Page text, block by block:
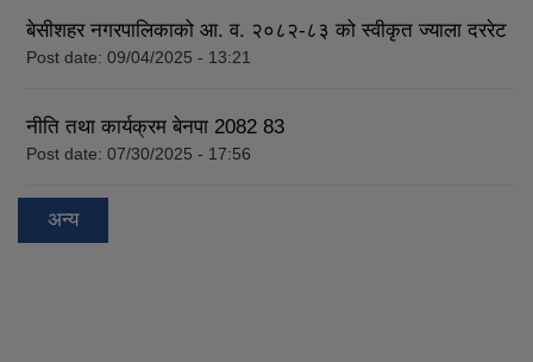
बेसीशहर नगरपालिकाको आ. व. २०८२-८३ को स्वीकृत ज्याला दररेट
Post date: 09/04/2025 - 13:21
नीति तथा कार्यक्रम बेनपा 2082 83
Post date: 07/30/2025 - 17:56
अन्य